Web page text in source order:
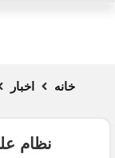
خانه اخبار
نظام